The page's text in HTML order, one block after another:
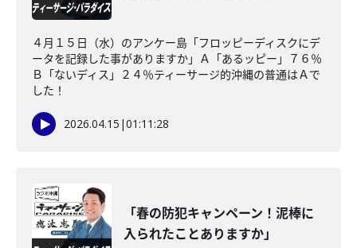
４月１５日（水）のアンケー島「フロッピーディスクにデ
ータを記録した事がありますか」Ａ「あるッピー」７６％
Ｂ「ないディス」２４％ティーサージ的沖縄の普通はＡで
した！
2026.04.15 |01:11:28
「春の防犯キャンペーン！泥棒に
入られたことありますか」